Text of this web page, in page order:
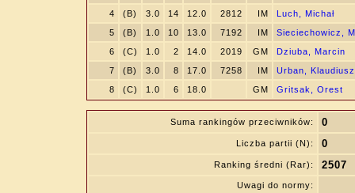
4
(B) 3.0 14 12.0 2812 IM
Luch, Michał
5
(B) 1.0 10 13.0 7192 IM
Sieciechowicz,
6
(C) 1.0 2 14.0 2019 GM
Dziuba, Marcin
7
(B) 3.0 8 17.0 7258 IM
Urban, Klaudiusz
8
(C) 1.0 6 18.0 GM Gritsak, Orest
Suma rankingów przeciwników: 0
Liczba partii (N): 0
Ranking średni (Rar): 2507
Uwagi do normy: